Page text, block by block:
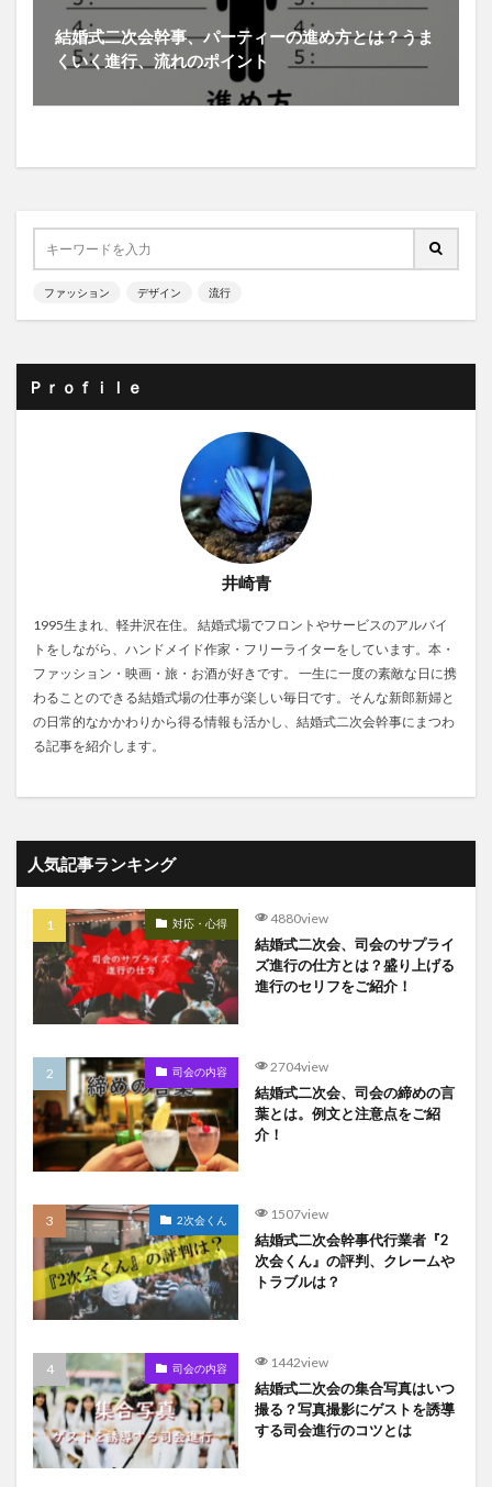
結婚式二次会幹事、パーティーの進め方とは？うま
くいく進行、流れのポイント
ファッション デザイン 流行
Ｐｒｏｆｉｌｅ
井崎青
1995生まれ、軽井沢在住。 結婚式場でフロントやサービスのアルバイ
トをしながら、ハンドメイド作家・フリーライターをしています。本・
ファッション・映画・旅・お酒が好きです。 一生に一度の素敵な日に携
わることのできる結婚式場の仕事が楽しい毎日です。そんな新郎新婦と
の日常的なかかわりから得る情報も活かし、結婚式二次会幹事にまつわ
る記事を紹介します。
人気記事ランキング
対応・心得 4880view
結婚式二次会、司会のサプライ
ズ進行の仕方とは？盛り上げる
進行のセリフをご紹介！
司会の内容 2704view
結婚式二次会、司会の締めの言
葉とは。例文と注意点をご紹
介！
2次会くん 1507view
結婚式二次会幹事代行業者『2
次会くん』の評判、クレームや
トラブルは？
司会の内容 1442view
結婚式二次会の集合写真はいつ
撮る？写真撮影にゲストを誘導
する司会進行のコツとは